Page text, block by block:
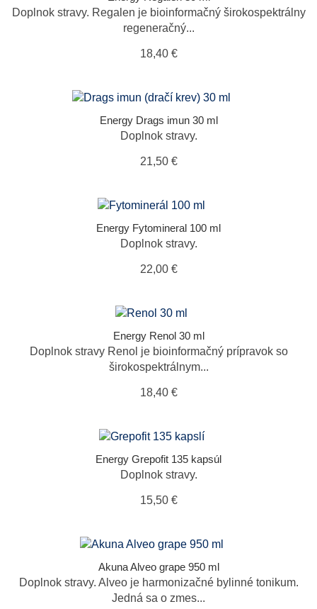
Doplnok stravy. Regalen je bioinformačný širokospektrálny
regeneračný...
18,40 €
Energy Drags imun 30 ml
Doplnok stravy.
21,50 €
Energy Fytomineral 100 ml
Doplnok stravy.
22,00 €
Energy Renol 30 ml
Doplnok stravy Renol je bioinformačný prípravok so
širokospektrálnym...
18,40 €
Energy Grepofit 135 kapsúl
Doplnok stravy.
15,50 €
Akuna Alveo grape 950 ml
Doplnok stravy. Alveo je harmonizačné bylinné tonikum.
Jedná sa o zmes...